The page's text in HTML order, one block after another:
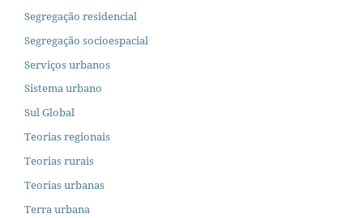
Segregação residencial
Segregação socioespacial
Serviços urbanos
Sistema urbano
Sul Global
Teorias regionais
Teorias rurais
Teorias urbanas
Terra urbana